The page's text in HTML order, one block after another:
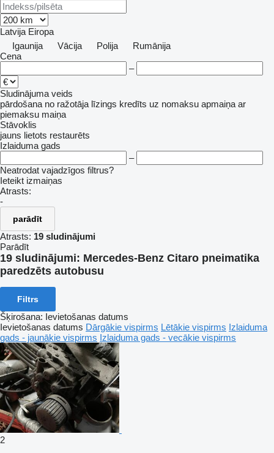
Latvija Eiropa
Igaunija
Vācija Polija
Rumānija
Cena
–
Sludinājuma veids
pārdošana no ražotāja līzings kredīts uz nomaksu apmaiņa ar
piemaksu maiņa
Stāvoklis
jauns lietots restaurēts
Izlaiduma gads
–
Neatrodat vajadzīgos filtrus?
Ieteikt izmaiņas
Atrasts:
-
parādīt
Atrasts: 19 sludinājumi
Parādīt
19 sludinājumi: Mercedes-Benz Citaro pneimatika
paredzēts autobusu
Filtrs
Šķirošana: Ievietošanas datums
Ievietošanas datums Dārgākie vispirms Lētākie vispirms Izlaiduma
gads - jaunākie vispirms Izlaiduma gads - vecākie vispirms
2